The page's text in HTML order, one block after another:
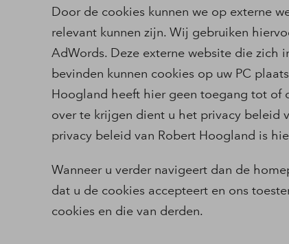
Door de cookies kunnen we op externe
relevant kunnen zijn. Wij gebruiken
AdWords. Deze externe website die zich
bevinden kunnen cookies op uw PC
Hoogland heeft hier geen toegang tot of
over te krijgen dient u het privacy beleid
privacy beleid van Robert Hoogland is
Wanneer u verder navigeert dan de
dat u de cookies accepteert en ons
cookies en die van derden.